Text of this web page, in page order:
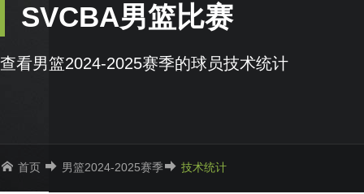
SVCBA男篮比赛
查看男篮2024-2025赛季的球员技术统计
首页 男篮2024-2025赛季 技术统计